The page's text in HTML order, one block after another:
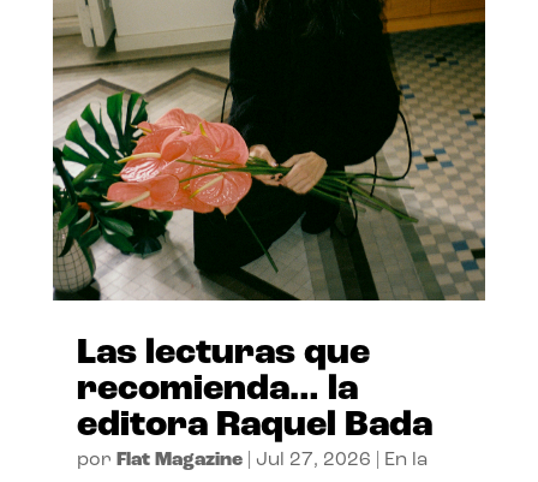
Las lecturas que
recomienda… la
editora Raquel Bada
por Flat Magazine| Jul 27, 2026
En la